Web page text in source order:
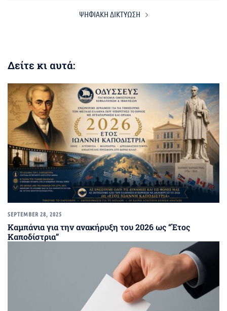
ΨΗΦΙΑΚΗ ΔΙΚΤYΩΣΗ
Δείτε κι αυτά:
SEPTEMBER 28, 2025
Καμπάνια για την ανακήρυξη του 2026 ως “Έτος
Καποδίστρια”